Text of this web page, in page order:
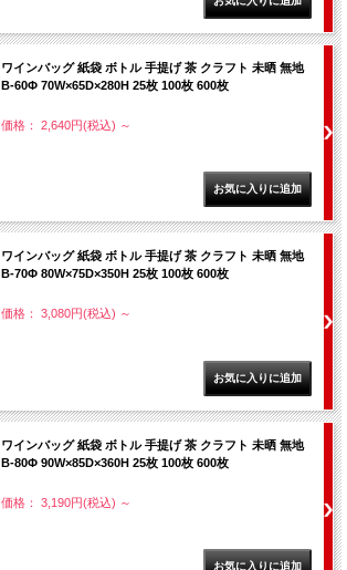
ワインバッグ 紙袋 ボトル 手提げ 茶 クラフト 未晒 無地
B-60Φ 70W×65D×280H 25枚 100枚 600枚
価格： 2,640円(税込) ～
ワインバッグ 紙袋 ボトル 手提げ 茶 クラフト 未晒 無地
B-70Φ 80W×75D×350H 25枚 100枚 600枚
価格： 3,080円(税込) ～
ワインバッグ 紙袋 ボトル 手提げ 茶 クラフト 未晒 無地
B-80Φ 90W×85D×360H 25枚 100枚 600枚
価格： 3,190円(税込) ～